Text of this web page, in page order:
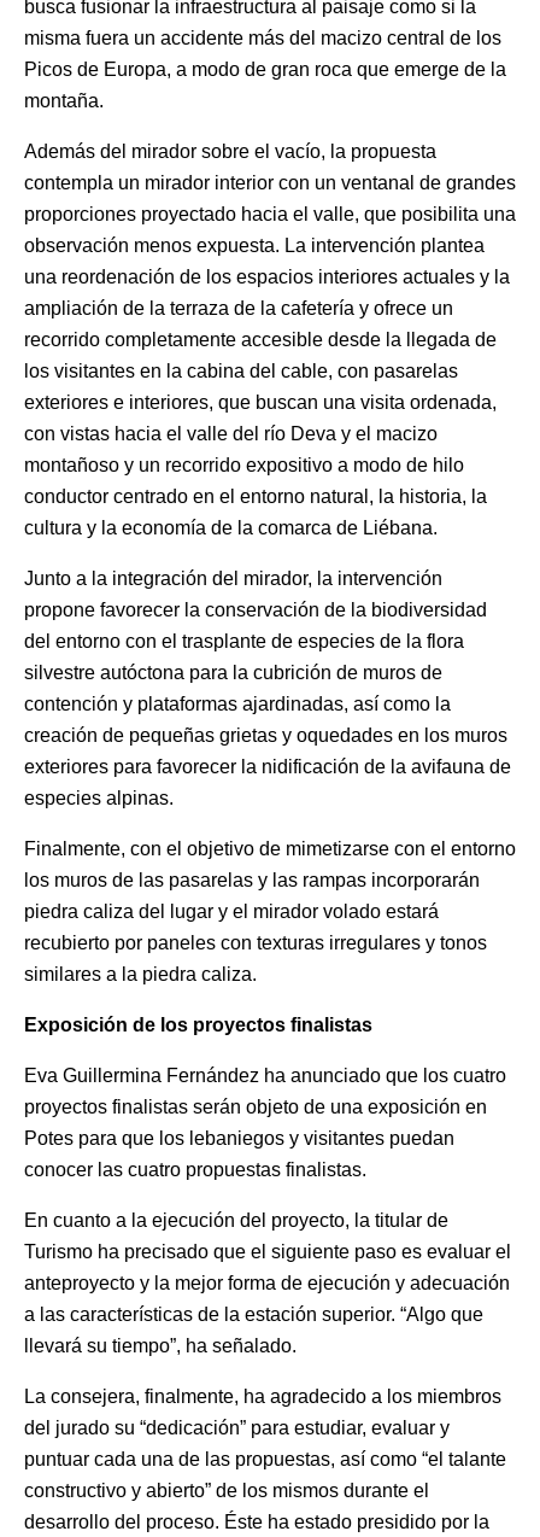
busca fusionar la infraestructura al paisaje como si la
misma fuera un accidente más del macizo central de los
Picos de Europa, a modo de gran roca que emerge de la
montaña.
Además del mirador sobre el vacío, la propuesta
contempla un mirador interior con un ventanal de grandes
proporciones proyectado hacia el valle, que posibilita una
observación menos expuesta. La intervención plantea
una reordenación de los espacios interiores actuales y la
ampliación de la terraza de la cafetería y ofrece un
recorrido completamente accesible desde la llegada de
los visitantes en la cabina del cable, con pasarelas
exteriores e interiores, que buscan una visita ordenada,
con vistas hacia el valle del río Deva y el macizo
montañoso y un recorrido expositivo a modo de hilo
conductor centrado en el entorno natural, la historia, la
cultura y la economía de la comarca de Liébana.
Junto a la integración del mirador, la intervención
propone favorecer la conservación de la biodiversidad
del entorno con el trasplante de especies de la flora
silvestre autóctona para la cubrición de muros de
contención y plataformas ajardinadas, así como la
creación de pequeñas grietas y oquedades en los muros
exteriores para favorecer la nidificación de la avifauna de
especies alpinas.
Finalmente, con el objetivo de mimetizarse con el entorno
los muros de las pasarelas y las rampas incorporarán
piedra caliza del lugar y el mirador volado estará
recubierto por paneles con texturas irregulares y tonos
similares a la piedra caliza.
Exposición de los proyectos finalistas
Eva Guillermina Fernández ha anunciado que los cuatro
proyectos finalistas serán objeto de una exposición en
Potes para que los lebaniegos y visitantes puedan
conocer las cuatro propuestas finalistas.
En cuanto a la ejecución del proyecto, la titular de
Turismo ha precisado que el siguiente paso es evaluar el
anteproyecto y la mejor forma de ejecución y adecuación
a las características de la estación superior. “Algo que
llevará su tiempo”, ha señalado.
La consejera, finalmente, ha agradecido a los miembros
del jurado su “dedicación” para estudiar, evaluar y
puntuar cada una de las propuestas, así como “el talante
constructivo y abierto” de los mismos durante el
desarrollo del proceso. Éste ha estado presidido por la